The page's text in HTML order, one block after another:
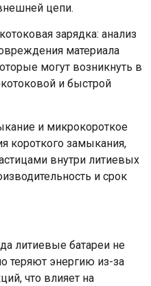
цепи.
зарядка: анализ
материала
могут возникнуть в
и быстрой
и микрокороткое
короткого замыкания,
внутри литиевых
и срок
литиевые батареи не
теряют энергию из-за
что влияет на